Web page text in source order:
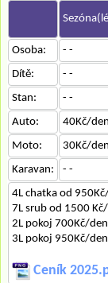
Osoba:
- -
Dítě:
- -
Stan:
- -
Auto:
40Kč/den
Moto:
30Kč/den
Karavan:
- -
4L chatka od
7L srub od 1500
2L pokoj 700Kč/den
3L pokoj 950Kč/den
Ceník